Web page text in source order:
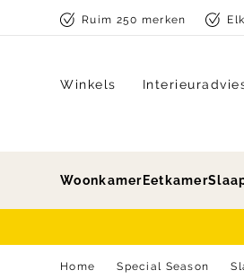
Skip to contentRuim 250 merken
Winkels
Woonkamer Eetkamer
Home Special Season